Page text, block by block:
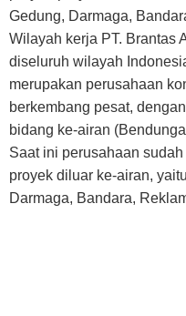
Gedung, Darmaga,
Wilayah kerja PT. Brantas
diseluruh wilayah
merupakan perusahaan
berkembang pesat,
bidang ke-airan
Saat ini perusahaan
proyek diluar ke-airan,
Darmaga, Bandara,